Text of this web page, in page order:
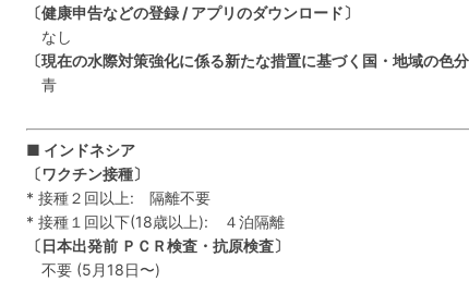
〔健康申告などの登録 / アプリのダウンロード〕
なし
〔現在の水際対策強化に係る新たな措置に基づく国・地域の色分
青
■ インドネシア
〔ワクチン接種〕
* 接種２回以上: 隔離不要
* 接種１回以下(18歳以上): ４泊隔離
〔日本出発前 ＰＣＲ検査・抗原検査〕
不要 (5月18日〜)